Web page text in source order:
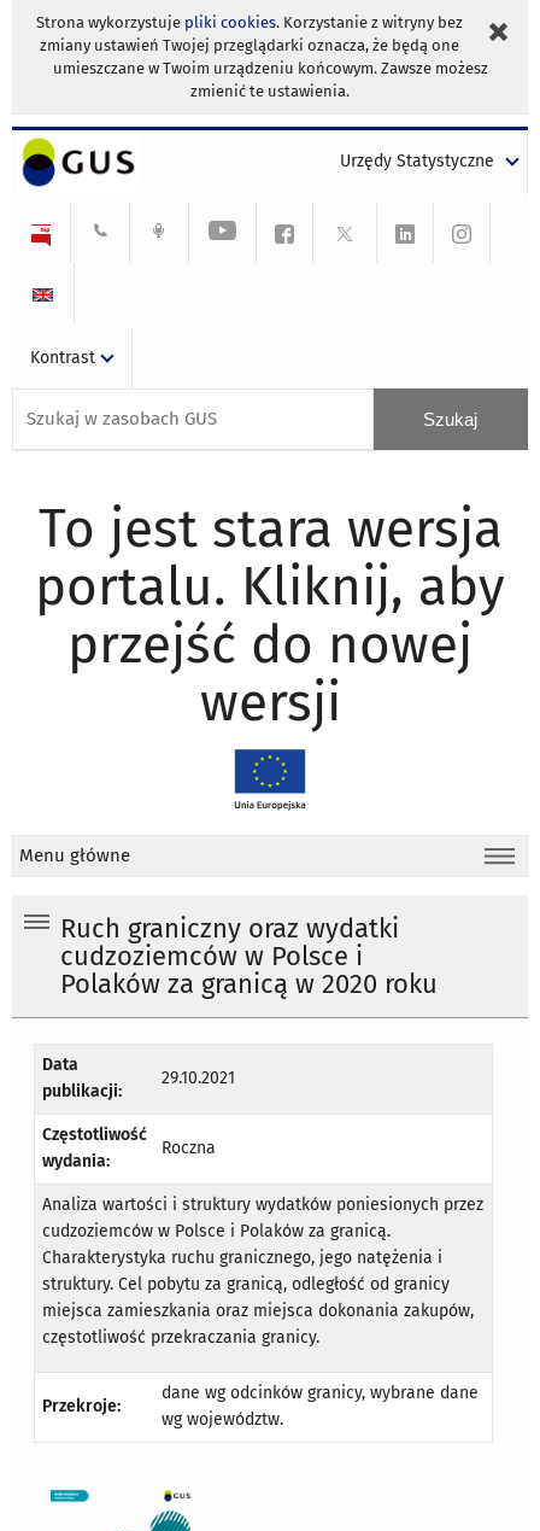
Strona wykorzystuje pliki cookies. Korzystanie z witryny bez
zmiany ustawień Twojej przeglądarki oznacza, że będą one
umieszczane w Twoim urządzeniu końcowym. Zawsze możesz
zmienić te ustawienia.
Urzędy Statystyczne
Kontrast
To jest stara wersja
portalu. Kliknij, aby
przejść do nowej
wersji
Menu główne
Ruch graniczny oraz wydatki
cudzoziemców w Polsce i
Polaków za granicą w 2020 roku
Data
publikacji:
29.10.2021
Częstotliwość
wydania:
Roczna
Analiza wartości i struktury wydatków poniesionych przez
cudzoziemców w Polsce i Polaków za granicą.
Charakterystyka ruchu granicznego, jego natężenia i
struktury. Cel pobytu za granicą, odległość od granicy
miejsca zamieszkania oraz miejsca dokonania zakupów,
częstotliwość przekraczania granicy.
Przekroje:
dane wg odcinków granicy, wybrane dane
wg województw.